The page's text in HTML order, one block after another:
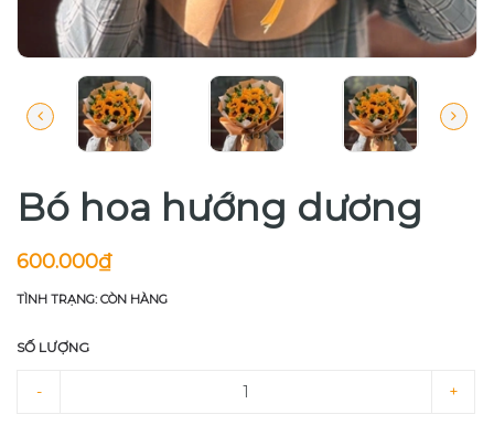
Bó hoa hướng dương
600.000₫
TÌNH TRẠNG: CÒN HÀNG
SỐ LƯỢNG
- +